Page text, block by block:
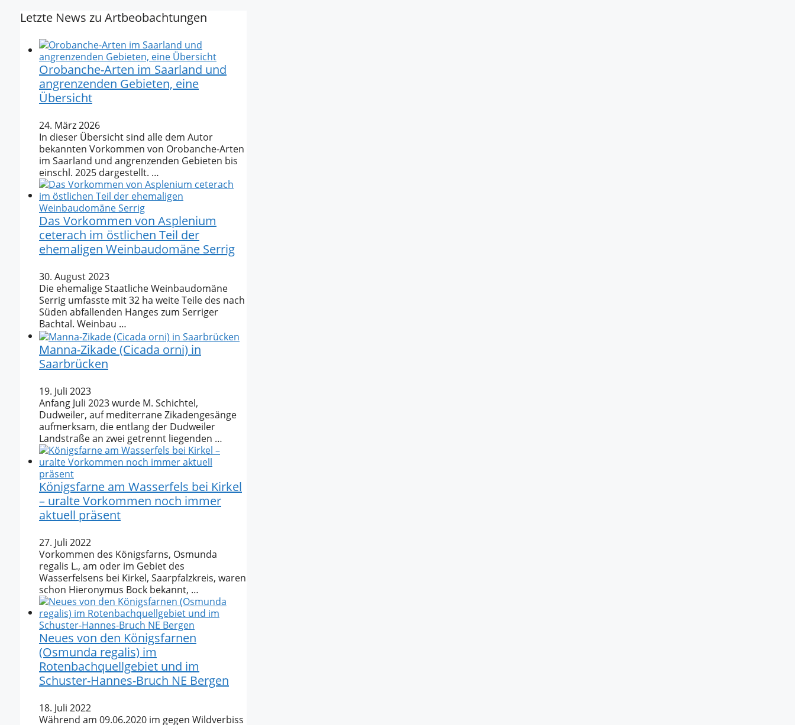
Letzte News zu Artbeobachtungen
Orobanche-Arten im Saarland und
angrenzenden Gebieten, eine
Übersicht
24. März 2026
In dieser Übersicht sind alle dem Autor
bekannten Vorkommen von Orobanche-Arten
im Saarland und angrenzenden Gebieten bis
einschl. 2025 dargestellt. …
Das Vorkommen von Asplenium
ceterach im östlichen Teil der
ehemaligen Weinbaudomäne Serrig
30. August 2023
Die ehemalige Staatliche Weinbaudomäne
Serrig umfasste mit 32 ha weite Teile des nach
Süden abfallenden Hanges zum Serriger
Bachtal. Weinbau …
Manna-Zikade (Cicada orni) in
Saarbrücken
19. Juli 2023
Anfang Juli 2023 wurde M. Schichtel,
Dudweiler, auf mediterrane Zikadengesänge
aufmerksam, die entlang der Dudweiler
Landstraße an zwei getrennt liegenden …
Königsfarne am Wasserfels bei Kirkel
– uralte Vorkommen noch immer
aktuell präsent
27. Juli 2022
Vorkommen des Königsfarns, Osmunda
regalis L., am oder im Gebiet des
Wasserfelsens bei Kirkel, Saarpfalzkreis, waren
schon Hieronymus Bock bekannt, …
Neues von den Königsfarnen
(Osmunda regalis) im
Rotenbachquellgebiet und im
Schuster-Hannes-Bruch NE Bergen
18. Juli 2022
Während am 09.06.2020 im gegen Wildverbiss